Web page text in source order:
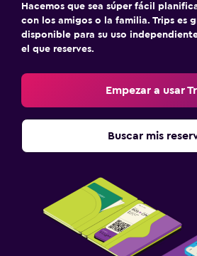
Hacemos que sea súper fácil
con los amigos o la familia. Trips es
disponible para su uso
el que reserves.
Empezar a usar
Buscar mis